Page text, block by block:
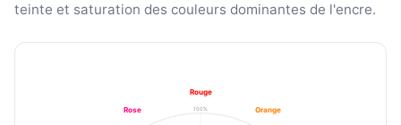
teinte et saturation des couleurs dominantes de l'encre.
100%
Rouge
Orange
Rose